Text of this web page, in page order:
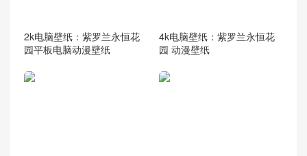
2k电脑壁纸：紫罗兰永恒花
园平板电脑动漫壁纸
4k电脑壁纸：紫罗兰永恒花
园 动漫壁纸